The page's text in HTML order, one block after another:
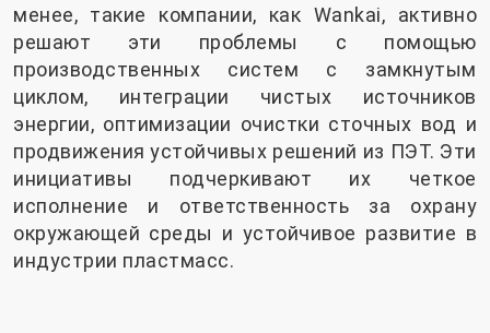
менее, такие компании, как Wankai, активно
решают эти проблемы с помощью
производственных систем с замкнутым
циклом, интеграции чистых источников
энергии, оптимизации очистки сточных вод и
продвижения устойчивых решений из ПЭТ. Эти
инициативы подчеркивают их четкое
исполнение и ответственность за охрану
окружающей среды и устойчивое развитие в
индустрии пластмасс.